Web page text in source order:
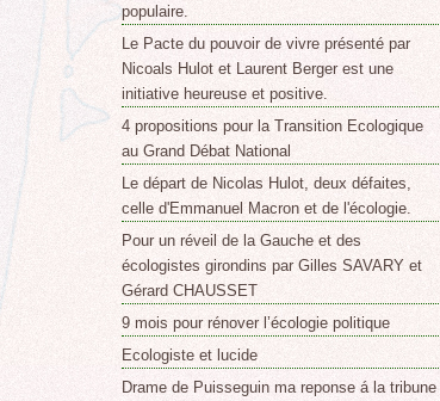
populaire.
Le Pacte du pouvoir de vivre présenté par
Nicoals Hulot et Laurent Berger est une
initiative heureuse et positive.
4 propositions pour la Transition Ecologique
au Grand Débat National
Le départ de Nicolas Hulot, deux défaites,
celle d'Emmanuel Macron et de l'écologie.
Pour un réveil de la Gauche et des
écologistes girondins par Gilles SAVARY et
Gérard CHAUSSET
9 mois pour rénover l’écologie politique
Ecologiste et lucide
Drame de Puisseguin ma reponse á la tribune